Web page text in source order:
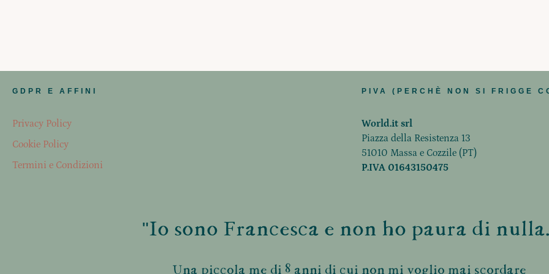
GDPR E AFFINI
Privacy Policy
Cookie Policy
Termini e Condizioni
PIVA (PERCHÈ NON SI FRIGGE
World.it srl
Piazza della Resistenza 13
51010 Massa e Cozzile (PT)
P.IVA 01643150475
"Io sono Francesca e non ho paura di
Una piccola me di 8 anni di cui non mi voglio mai scordare